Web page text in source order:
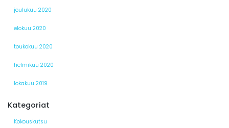
joulukuu 2020
elokuu 2020
toukokuu 2020
helmikuu 2020
lokakuu 2019
Kategoriat
Kokouskutsu